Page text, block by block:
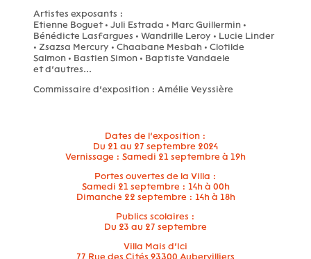
Artistes exposants :
Etienne Boguet • Juli Estrada • Marc Guillermin •
Bénédicte Lasfargues • Wandrille Leroy • Lucie Linder
• Zsazsa Mercury • Chaabane Mesbah • Clotilde
Salmon • Bastien Simon • Baptiste Vandaele
et d’autres...
Commissaire d’exposition : Amélie Veyssière
Dates de l’exposition :
Du 21 au 27 septembre 2024
Vernissage : Samedi 21 septembre à 19h
Portes ouvertes de la Villa :
Samedi 21 septembre : 14h à 00h
Dimanche 22 septembre : 14h à 18h
Publics scolaires :
Du 23 au 27 septembre
Villa Mais d’Ici
77 Rue des Cités 93300 Aubervilliers